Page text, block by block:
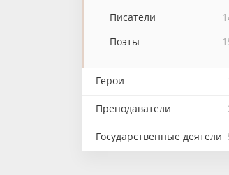
Писатели
Поэты
Герои
Преподаватели
Государственные деятели